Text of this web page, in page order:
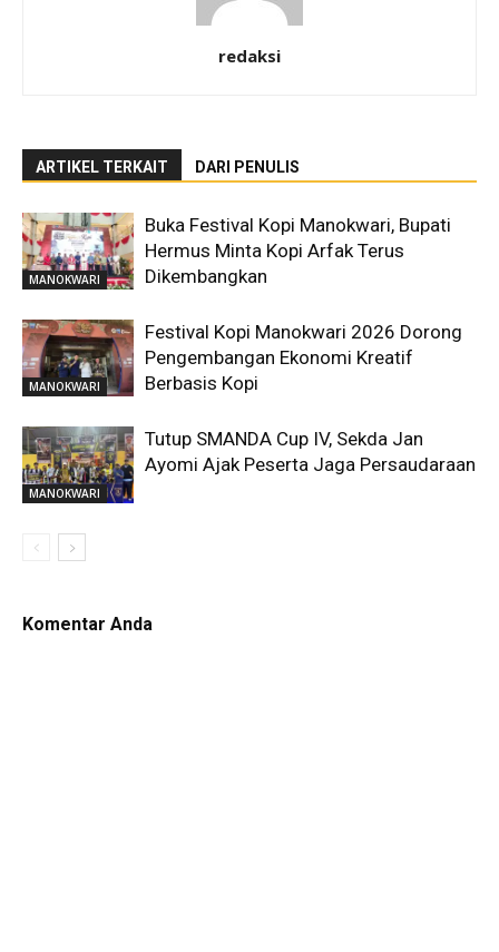
redaksi
ARTIKEL TERKAIT DARI PENULIS
MANOKWARI
Buka Festival Kopi Manokwari, Bupati
Hermus Minta Kopi Arfak Terus
Dikembangkan
MANOKWARI
Festival Kopi Manokwari 2026 Dorong
Pengembangan Ekonomi Kreatif
Berbasis Kopi
MANOKWARI
Tutup SMANDA Cup IV, Sekda Jan
Ayomi Ajak Peserta Jaga Persaudaraan
Komentar Anda